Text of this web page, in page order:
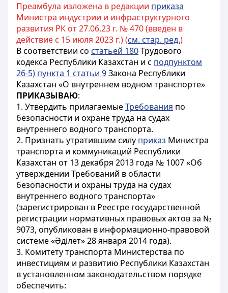
Преамбула изложена в редакции приказа
Министра индустрии и инфраструктурного
развития РК от 27.06.23 г. № 470 (введен в
действие с 15 июля 2023 г.) (см. стар. ред.)
В соответствии со статьей 180Трудового
кодекса Республики Казахстан и с подпунктом
26-5) пункта 1 статьи 9Закона Республики
Казахстан «О внутреннем водном транспорте»
ПРИКАЗЫВАЮ:
1. Утвердить прилагаемыеТребования по
безопасности и охране труда на судах
внутреннего водного транспорта.
2. Признать утратившим силу приказ Министра
транспорта и коммуникаций Республики
Казахстан от 13 декабря 2013 года № 1007 «Об
утверждении Требований в области
безопасности и охраны труда на судах
внутреннего водного транспорта»
(зарегистрирован в Реестре государственной
регистрации нормативных правовых актов за №
9073, опубликован в информационно-правовой
системе «Әділет» 28 января 2014 года).
3. Комитету транспорта Министерства по
инвестициям и развитию Республики Казахстан
в установленном законодательством порядке
обеспечить: